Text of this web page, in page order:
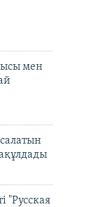
мен
"Русская